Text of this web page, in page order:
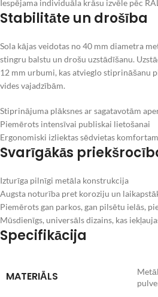
Iespējama individuāla krāsu izvēle pēc
Stabilitāte un drošība
Sola kājas veidotas no 40 mm diametra
stingru balstu un drošu uzstādīšanu.
12 mm urbumi, kas atvieglo stiprināšanu
vides vajadzībām.
Stiprinājuma plāksnes ar sagatavotām
Piemērots intensīvai publiskai lietošanai
Ergonomiski izliektas sēdvietas komfortam
Svarīgākās
Izturīga pilnīgi metāla konstrukcija
Augsta noturība pret koroziju un
Piemērots gan parkos, gan pilsētu ielās,
Mūsdienīgs, universāls dizains, kas
Specifikācija
MATERIĀLS